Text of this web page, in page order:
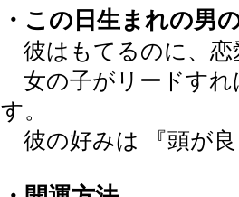
・この日生まれの男
彼はもてるのに、恋
女の子がリードすれ
す。
彼の好みは 『頭が